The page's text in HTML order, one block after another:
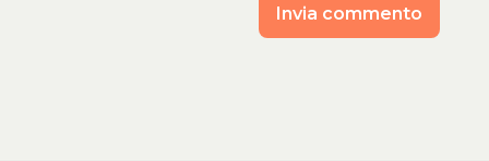
Invia commento